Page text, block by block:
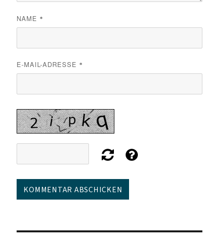
NAME *
E-MAIL-ADRESSE *
Beitragsnavigation